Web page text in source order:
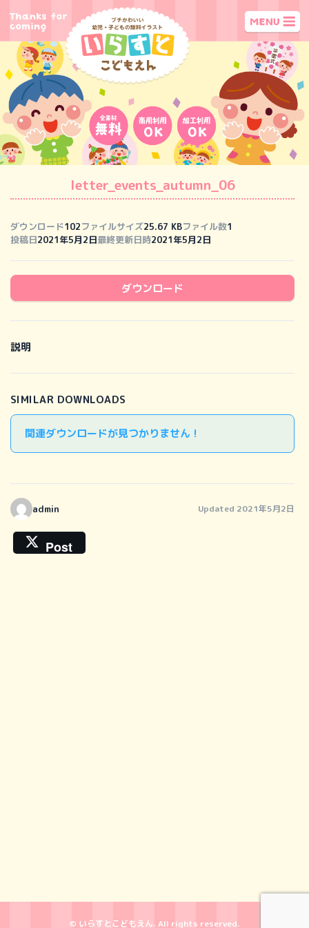
letter_events_autumn_06
ダウンロード102ファイルサイズ25.67 KBファイル数1
投稿日2021年5月2日最終更新日時2021年5月2日
ダウンロード
説明
SIMILAR DOWNLOADS
関連ダウンロードが見つかりません !
admin Updated 2021年5月2日
Post
© いらすとこどもえん. All rights reserved.